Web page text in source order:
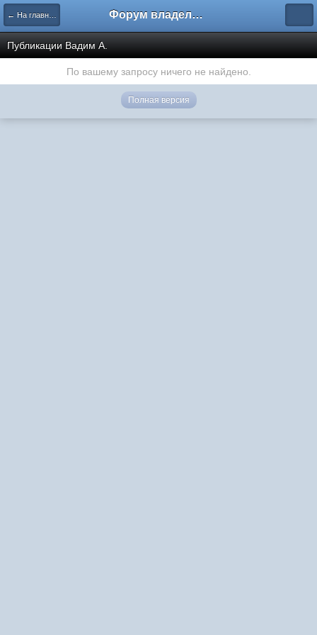
← На главную Форум владельцев интернет-магазинов
Публикации Вадим А.
По вашему запросу ничего не найдено.
Полная версия